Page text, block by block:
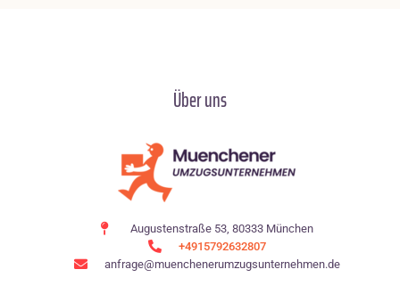
Über uns
Augustenstraße 53, 80333 München
+4915792632807
anfrage@muenchenerumzugsunternehmen.de